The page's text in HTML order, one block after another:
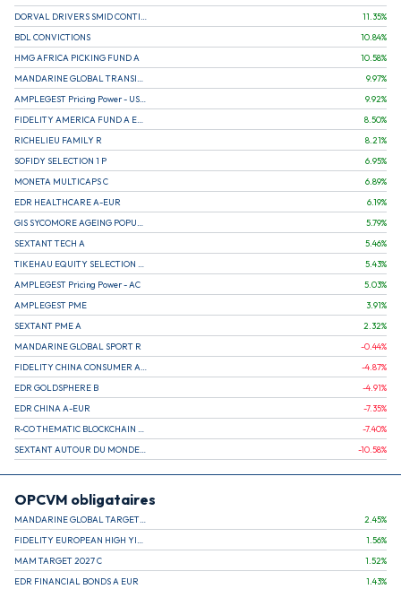
11.35%
BDL CONVICTIONS
10.84%
HMG AFRICA PICKING FUND A
10.58%
9.97%
9.92%
8.50%
RICHELIEU FAMILY R
8.21%
SOFIDY SELECTION 1 P
6.95%
MONETA MULTICAPS C
6.89%
EDR HEALTHCARE A-EUR
6.19%
5.79%
SEXTANT TECH A
5.46%
5.43%
AMPLEGEST Pricing Power - AC
5.03%
AMPLEGEST PME
3.91%
SEXTANT PME A
2.32%
MANDARINE GLOBAL SPORT R
-0.44%
-4.87%
EDR GOLDSPHERE B
-4.91%
EDR CHINA A-EUR
-7.35%
-7.40%
-10.58%
OPCVM obligataires
2.45%
1.56%
MAM TARGET 2027 C
1.52%
EDR FINANCIAL BONDS A EUR
1.43%